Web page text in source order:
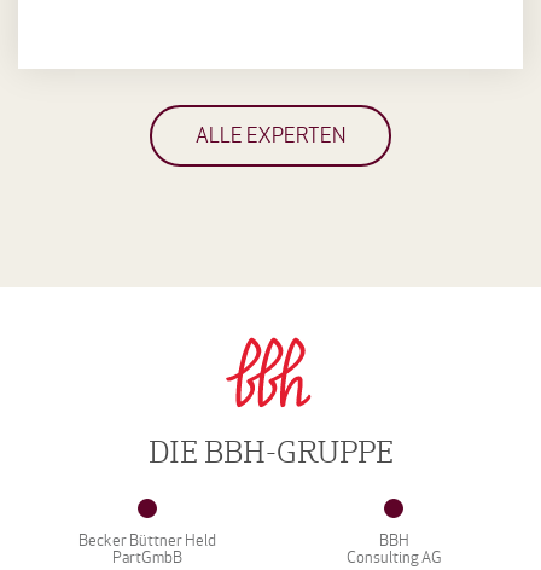
ALLE EXPERTEN
DIE BBH-GRUPPE
Becker Büttner Held
PartGmbB
BBH
Consulting AG